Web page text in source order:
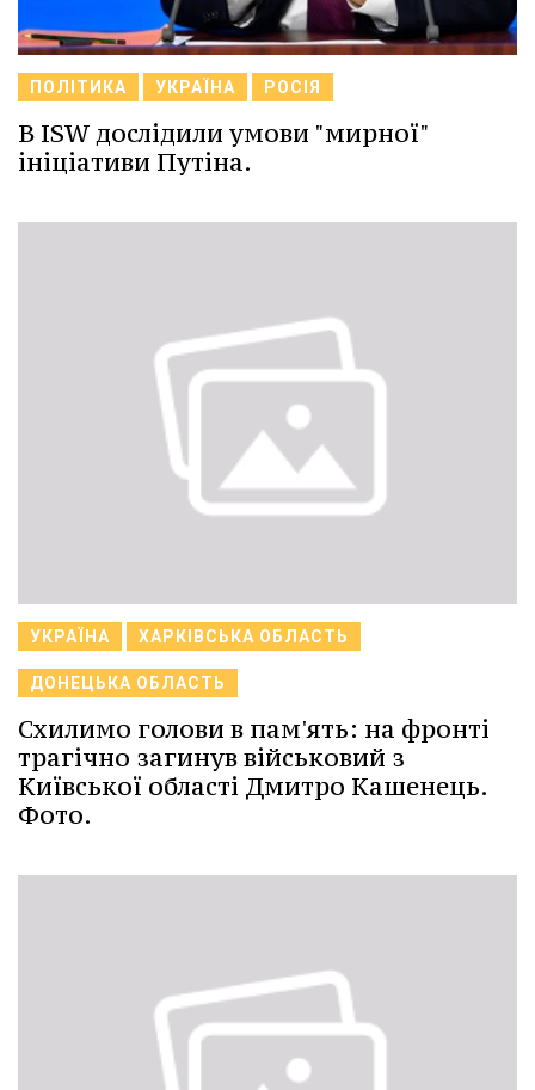
ПОЛІТИКА УКРАЇНА РОСІЯ
В ISW дослідили умови "мирної"
ініціативи Путіна.
УКРАЇНА ХАРКІВСЬКА ОБЛАСТЬ
ДОНЕЦЬКА ОБЛАСТЬ
Схилимо голови в пам'ять: на фронті
трагічно загинув військовий з
Київської області Дмитро Кашенець.
Фото.